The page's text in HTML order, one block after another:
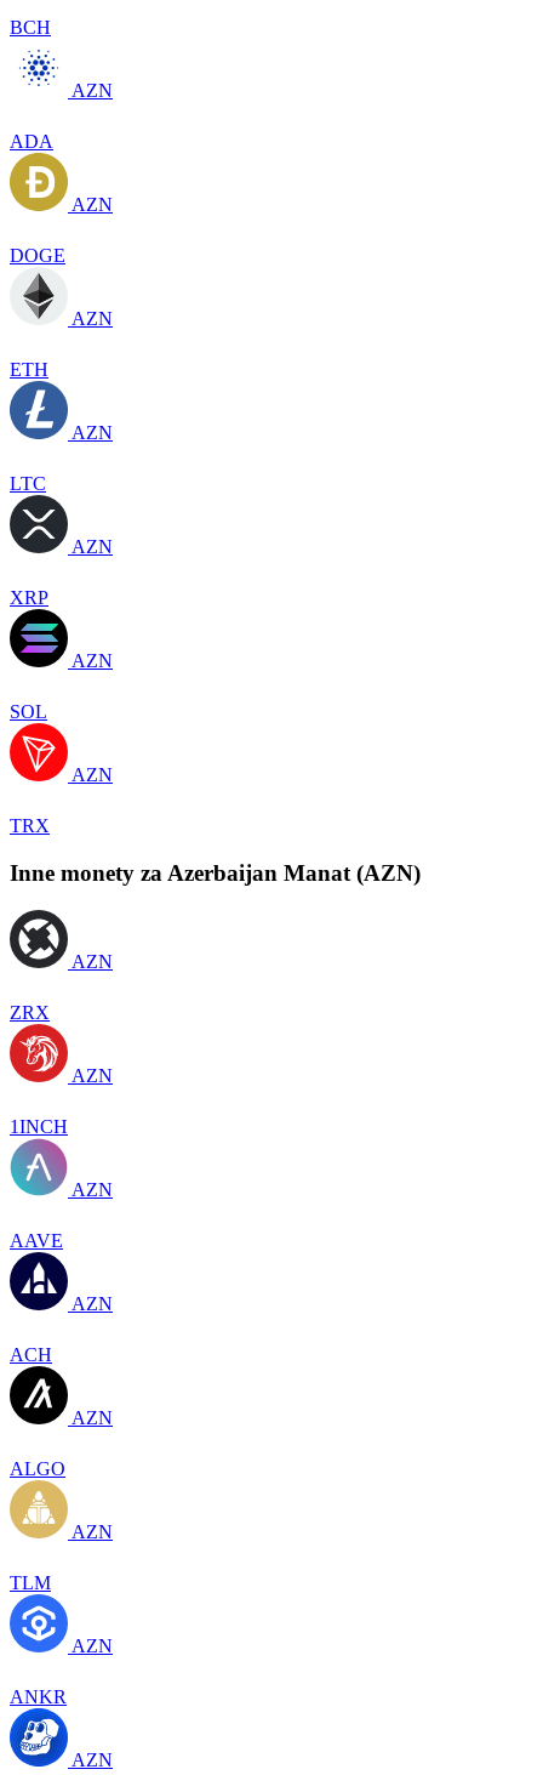
BCH
AZN
ADA
AZN
DOGE
AZN
ETH
AZN
LTC
AZN
XRP
AZN
SOL
AZN
TRX
Inne monety za Azerbaijan Manat (AZN)
AZN
ZRX
AZN
1INCH
AZN
AAVE
AZN
ACH
AZN
ALGO
AZN
TLM
AZN
ANKR
AZN